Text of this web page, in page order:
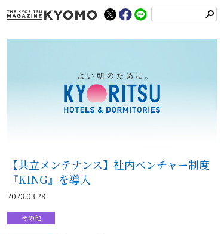
【共立メンテナンス】社内ベンチャー制度
『KING』を導入
2023.03.28
その他